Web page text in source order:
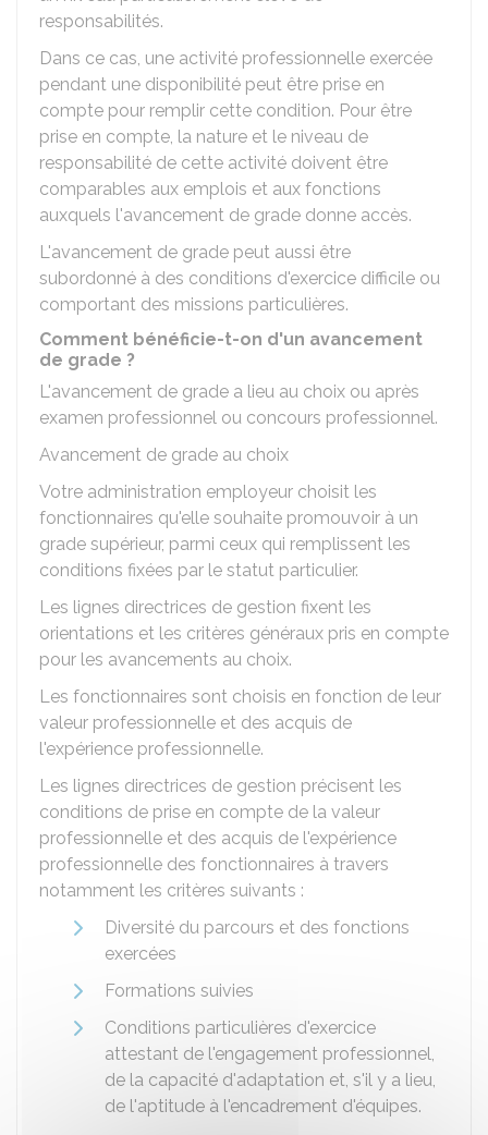
responsabilités.
Dans ce cas, une activité professionnelle exercée
pendant une disponibilité peut être prise en
compte pour remplir cette condition. Pour être
prise en compte, la nature et le niveau de
responsabilité de cette activité doivent être
comparables aux emplois et aux fonctions
auxquels l'avancement de grade donne accès.
L'avancement de grade peut aussi être
subordonné à des conditions d'exercice difficile ou
comportant des missions particulières.
Comment bénéficie-t-on d'un avancement
de grade ?
L'avancement de grade a lieu au choix ou après
examen professionnel ou concours professionnel.
Avancement de grade au choix
Votre administration employeur choisit les
fonctionnaires qu'elle souhaite promouvoir à un
grade supérieur, parmi ceux qui remplissent les
conditions fixées par le statut particulier.
Les lignes directrices de gestion fixent les
orientations et les critères généraux pris en compte
pour les avancements au choix.
Les fonctionnaires sont choisis en fonction de leur
valeur professionnelle et des acquis de
l'expérience professionnelle.
Les lignes directrices de gestion précisent les
conditions de prise en compte de la valeur
professionnelle et des acquis de l'expérience
professionnelle des fonctionnaires à travers
notamment les critères suivants :
Diversité du parcours et des fonctions
exercées
Formations suivies
Conditions particulières d'exercice
attestant de l'engagement professionnel,
de la capacité d'adaptation et, s'il y a lieu,
de l'aptitude à l'encadrement d'équipes.